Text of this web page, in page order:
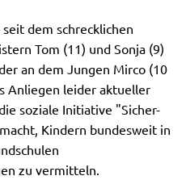
dem schrecklichen
Tom (11) und Sonja (9)
an dem Jungen Mirco (10
Anliegen leider aktueller
soziale Initiative "Sicher-
Kindern bundesweit in
zu vermitteln.